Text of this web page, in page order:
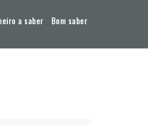
a saber Bom saber